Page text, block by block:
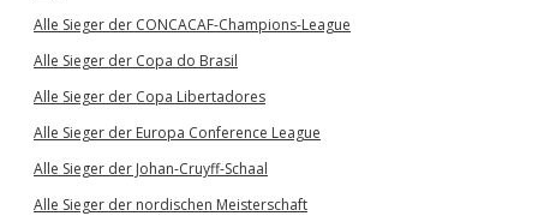
Alle Sieger der CONCACAF-Champions-League
Alle Sieger der Copa do Brasil
Alle Sieger der Copa Libertadores
Alle Sieger der Europa Conference League
Alle Sieger der Johan-Cruyff-Schaal
Alle Sieger der nordischen Meisterschaft